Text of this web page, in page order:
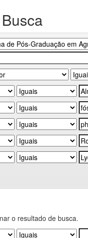
o resultado de busca.